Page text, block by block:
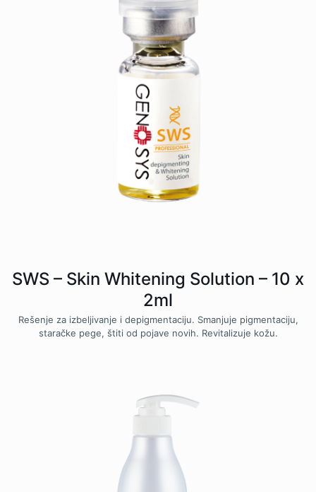
SWS – Skin Whitening Solution – 10 x
2ml
Rešenje za izbeljivanje i depigmentaciju. Smanjuje pigmentaciju,
staračke pege, štiti od pojave novih. Revitalizuje kožu.